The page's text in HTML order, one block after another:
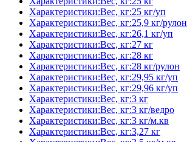
Характеристики:Вес, кг:25 кг/уп
Характеристики:Вес, кг:25,9 кг/рулон
Характеристики:Вес, кг:26,1 кг/уп
Характеристики:Вес, кг:27 кг
Характеристики:Вес, кг:28 кг
Характеристики:Вес, кг:28 кг/рулон
Характеристики:Вес, кг:29,95 кг/уп
Характеристики:Вес, кг:29,96 кг/уп
Характеристики:Вес, кг:3 кг
Характеристики:Вес, кг:3 кг/ведро
Характеристики:Вес, кг:3 кг/м.кв
Характеристики:Вес, кг:3,27 кг